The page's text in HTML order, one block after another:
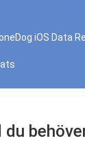
iOS Data
du